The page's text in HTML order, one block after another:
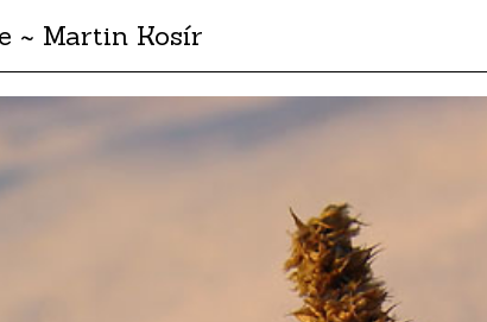
~ Martin Kosír